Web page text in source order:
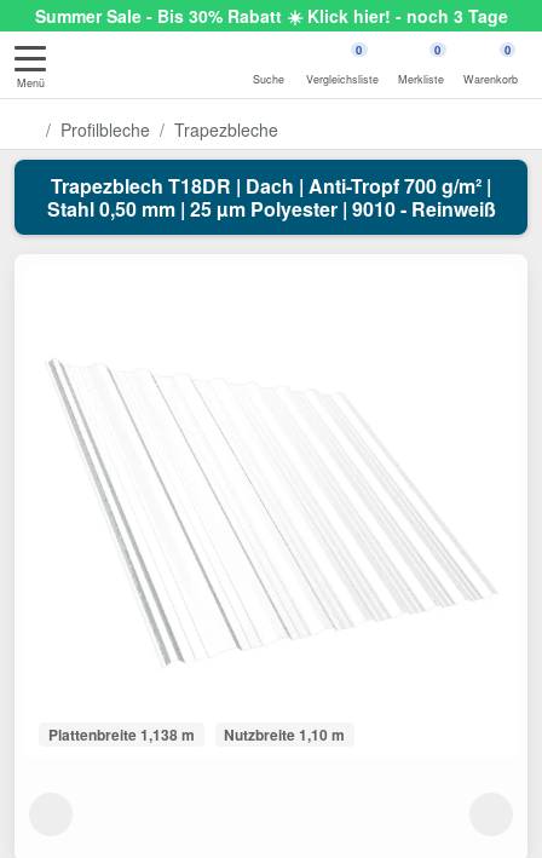
Summer Sale - Bis 30% Rabatt ☀️ Klick hier! - noch 3 Tage
Menü Suche
0
Vergleichsliste
0
Merkliste
0
Warenkorb
Profilbleche Trapezbleche
Trapezblech T18DR | Dach | Anti-Tropf 700 g/m² |
Stahl 0,50 mm | 25 µm Polyester | 9010 - Reinweiß
Plattenbreite 1,138 m Nutzbreite 1,10 m